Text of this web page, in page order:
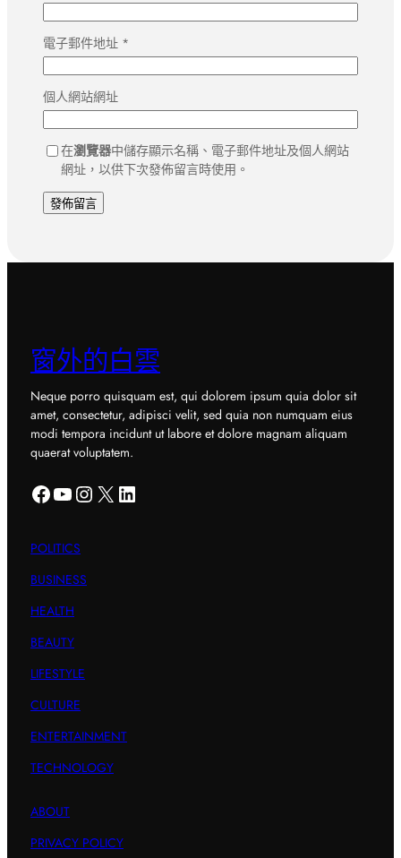
電子郵件地址 *
個人網站網址
在瀏覽器中儲存顯示名稱、電子郵件地址及個人網站
網址，以供下次發佈留言時使用。
窗外的白雲
Neque porro quisquam est, qui dolorem ipsum quia dolor sit
amet, consectetur, adipisci velit, sed quia non numquam eius
modi tempora incidunt ut labore et dolore magnam aliquam
quaerat voluptatem.
Facebook YouTube Instagram X LinkedIn
POLITICS
BUSINESS
HEALTH
BEAUTY
LIFESTYLE
CULTURE
ENTERTAINMENT
TECHNOLOGY
ABOUT
PRIVACY POLICY